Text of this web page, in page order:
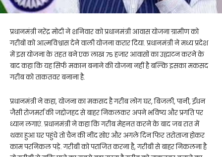
प्रधानमंत्री नरेंद्र मोदी ने शनिवार को प्रधानमंत्री आवास योजना ग्रामीण को
गरीबों को आत्मविश्वास देने वाली योजना करार दिया. प्रधानमंत्री ने मध्य प्रदेश
में इस योजना के तहत बने एक लाख 75 हजार आवासों का उद्घाटन करने के
बाद कहा कि यह सिर्फ मकान बनाने की योजना नहीं है बल्कि इसका मकसद
गरीब को ताकतवर बनाना है.
प्रधानमंत्री ने कहा, योजना का मकसद है गरीब लोग घर, बिजली, पानी, ईंधन
जैसी रोजमर्रा की जद्दोजहद से बाहर निकलकर अपने भविष्य और प्रगति पर
ध्यान लगाएं. प्रधानमंत्री ने कहा कि गरीब मेहनत करने के बाद जब रात में
थका हुआ घर पहुंचे तो चैन की नींद सोए और अगले दिन फिर तरोताजा होकर
काम परनिकल पड़े. गरीबी को पराजित करना है, गरीबी से बाहर निकलना है